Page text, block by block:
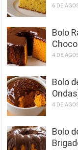
6 DE
Bolo
4 DE
Bolo
4 DE
Bolo